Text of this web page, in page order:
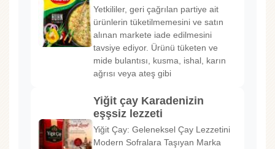
Yetkililer, geri çağrılan partiye ait
ürünlerin tüketilmemesini ve satın
alınan markete iade edilmesini
tavsiye ediyor. Ürünü tüketen ve
mide bulantısı, kusma, ishal, karın
ağrısı veya ateş gibi
Yiğit çay Karadenizin
eşşsiz lezzeti
Yiğit Çay: Geleneksel Çay Lezzetini
Modern Sofralara Taşıyan Marka